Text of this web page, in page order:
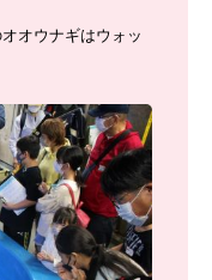
オウナギはウォッ